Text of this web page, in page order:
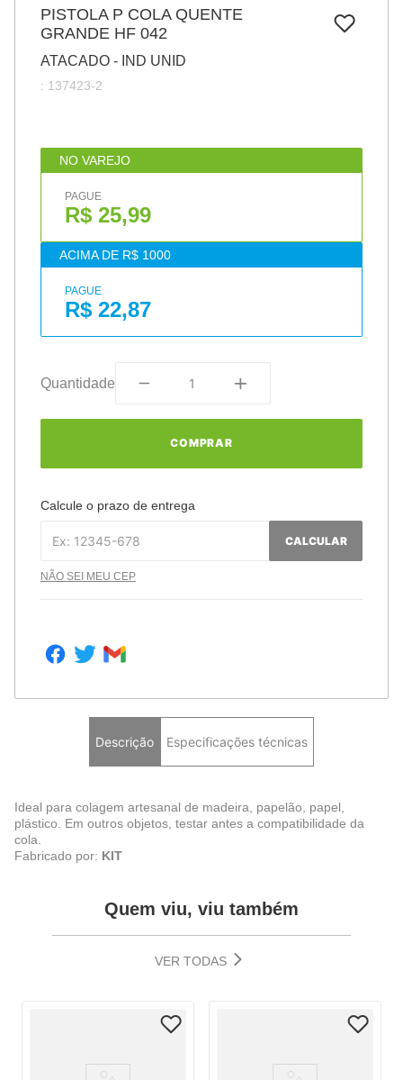
PISTOLA P COLA QUENTE
GRANDE HF 042
ATACADO - IND UNID
: 137423-2
NO VAREJO
PAGUE
R$ 25,99
ACIMA DE R$ 1000
PAGUE
R$ 22,87
Quantidade
COMPRAR
Calcule o prazo de entrega
CALCULAR
NÃO SEI MEU CEP
Descrição Especificações técnicas
Ideal para colagem artesanal de madeira, papelão, papel,
plástico. Em outros objetos, testar antes a compatibilidade da
cola.
Fabricado por: KIT
Quem viu, viu também
VER TODAS
papel